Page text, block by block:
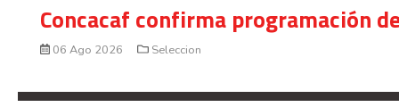
Concacaf confirma programación
06 Ago 2026 Seleccion